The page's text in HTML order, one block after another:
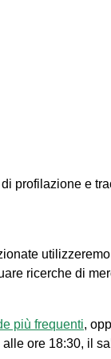
e
ricerche di
più frequenti,
ore 18:30, il